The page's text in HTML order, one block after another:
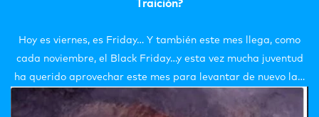
Traición?
Hoy es viernes, es Friday… Y también este mes llega, como
cada noviembre, el Black Friday…y esta vez mucha juventud
ha querido aprovechar este mes para levantar de nuevo la…